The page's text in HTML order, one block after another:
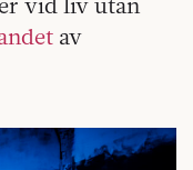
av